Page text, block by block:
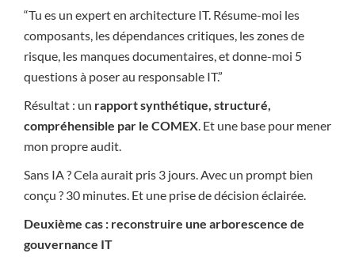
“Tu es un expert en architecture IT. Résume-moi les
composants, les dépendances critiques, les zones de
risque, les manques documentaires, et donne-moi 5
questions à poser au responsable IT.”
Résultat : un rapport synthétique, structuré,
compréhensible par le COMEX. Et une base pour mener
mon propre audit.
Sans IA ? Cela aurait pris 3 jours. Avec un prompt bien
conçu ? 30 minutes. Et une prise de décision éclairée.
Deuxième cas : reconstruire une arborescence de
gouvernance IT